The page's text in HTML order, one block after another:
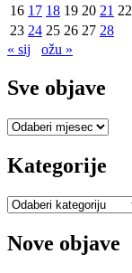
16 17 18 19 20 21 22
23 24 25 26 27 28
« sij
ožu »
Sve objave
Sve
Kategorije
Kategorije
Nove objave